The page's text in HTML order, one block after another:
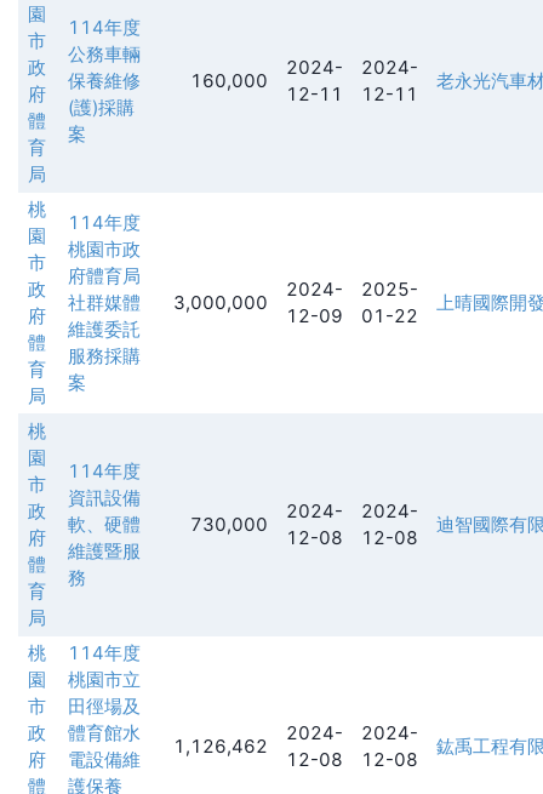
園
市
政
府
體
育
局
114年度
公務車輛
保養維修
(護)採購
案
160,000
2024-
12-11
2024-
12-11
老永光汽車
桃
園
市
政
府
體
育
局
114年度
桃園市政
府體育局
社群媒體
維護委託
服務採購
案
3,000,000
2024-
12-09
2025-
01-22
上晴國際開
桃
園
市
政
府
體
育
局
114年度
資訊設備
軟、硬體
維護暨服
務
730,000
2024-
12-08
2024-
12-08
迪智國際有
桃
園
市
政
府
體
114年度
桃園市立
田徑場及
體育館水
電設備維
護保養
1,126,462
2024-
12-08
2024-
12-08
鈜禹工程有